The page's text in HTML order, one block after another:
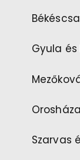
Gyula és
Szarvas